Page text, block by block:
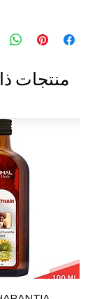
- يأتي مع زجاجة
المعاملة. نحن نوفر
بالنسبة للولايات
للبيع بالجملة
منتجات